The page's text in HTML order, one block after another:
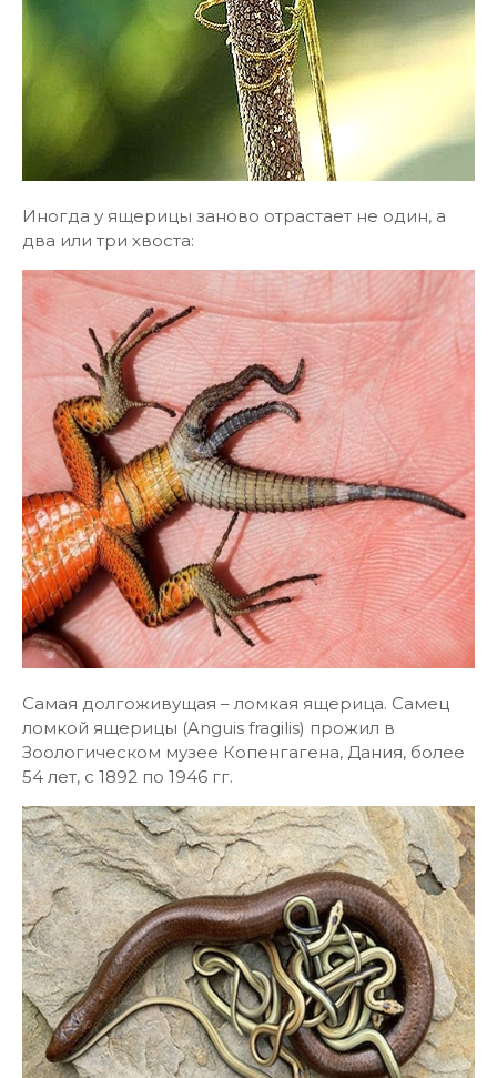
Иногда у ящерицы заново отрастает не один, а
два или три хвоста:
Самая долгоживущая – ломкая ящерица. Самец
ломкой ящерицы (Anguis fragilis) прожил в
Зоологическом музее Копенгагена, Дания, более
54 лет, с 1892 по 1946 гг.